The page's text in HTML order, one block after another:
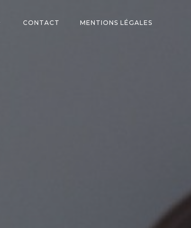
CONTACT MENTIONS LÉGALES